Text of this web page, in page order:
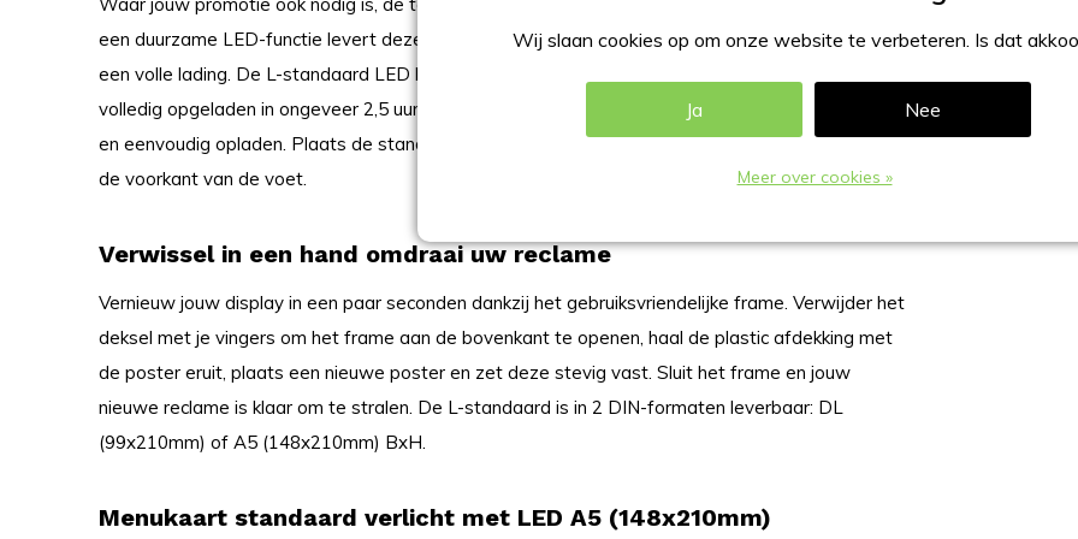
een duurzame LED-functie levert deze standaard helder, stabiel licht gedurende 8 tot 10 uur op
een volle lading. De L-standaard LED heeft een USB-C-oplaadpoort aan de onderkant en is
volledig opgeladen in ongeveer 2,5 uur. Met meegeleverde USB-C-kabel kun je de standaard snel
en eenvoudig opladen. Plaats de standaard waar nodig en zet hem aan met de aan/uit-knop aan
de voorkant van de voet.
Verwissel in een hand omdraai uw reclame
Vernieuw jouw display in een paar seconden dankzij het gebruiksvriendelijke frame. Verwijder het
deksel met je vingers om het frame aan de bovenkant te openen, haal de plastic afdekking met
de poster eruit, plaats een nieuwe poster en zet deze stevig vast. Sluit het frame en jouw
nieuwe reclame is klaar om te stralen. De L-standaard is in 2 DIN-formaten leverbaar: DL
(99x210mm) of A5 (148x210mm) BxH.
Menukaart standaard verlicht met LED A5 (148x210mm)
Wij slaan cookies op om onze website te verbeteren. Is dat
Ja Nee
Meer over cookies »